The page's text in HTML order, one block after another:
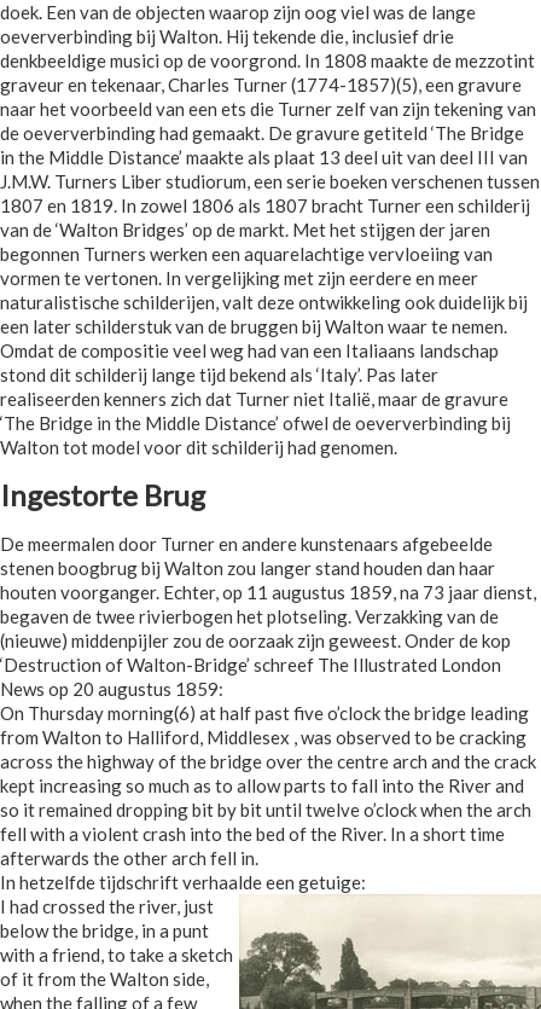
doek. Een van de objecten waarop zijn oog viel was de lange
oeververbinding bij Walton. Hij tekende die, inclusief drie
denkbeeldige musici op de voorgrond. In 1808 maakte de mezzotint
graveur en tekenaar, Charles Turner (1774-1857)(5), een gravure
naar het voorbeeld van een ets die Turner zelf van zijn tekening van
de oeververbinding had gemaakt. De gravure getiteld ‘The Bridge
in the Middle Distance’ maakte als plaat 13 deel uit van deel III van
J.M.W. Turners Liber studiorum, een serie boeken verschenen tussen
1807 en 1819. In zowel 1806 als 1807 bracht Turner een schilderij
van de ‘Walton Bridges’ op de markt. Met het stijgen der jaren
begonnen Turners werken een aquarelachtige vervloeiing van
vormen te vertonen. In vergelijking met zijn eerdere en meer
naturalistische schilderijen, valt deze ontwikkeling ook duidelijk bij
een later schilderstuk van de bruggen bij Walton waar te nemen.
Omdat de compositie veel weg had van een Italiaans landschap
stond dit schilderij lange tijd bekend als ‘Italy’. Pas later
realiseerden kenners zich dat Turner niet Italië, maar de gravure
‘The Bridge in the Middle Distance’ ofwel de oeververbinding bij
Walton tot model voor dit schilderij had genomen.
Ingestorte Brug
De meermalen door Turner en andere kunstenaars afgebeelde
stenen boogbrug bij Walton zou langer stand houden dan haar
houten voorganger. Echter, op 11 augustus 1859, na 73 jaar dienst,
begaven de twee rivierbogen het plotseling. Verzakking van de
(nieuwe) middenpijler zou de oorzaak zijn geweest. Onder de kop
‘Destruction of Walton-Bridge’ schreef The Illustrated London
News op 20 augustus 1859:
On Thursday morning(6) at half past five o’clock the bridge leading
from Walton to Halliford, Middlesex , was observed to be cracking
across the highway of the bridge over the centre arch and the crack
kept increasing so much as to allow parts to fall into the River and
so it remained dropping bit by bit until twelve o’clock when the arch
fell with a violent crash into the bed of the River. In a short time
afterwards the other arch fell in.
In hetzelfde tijdschrift verhaalde een getuige:
I had crossed the river, just
below the bridge, in a punt
with a friend, to take a sketch
of it from the Walton side,
when the falling of a few